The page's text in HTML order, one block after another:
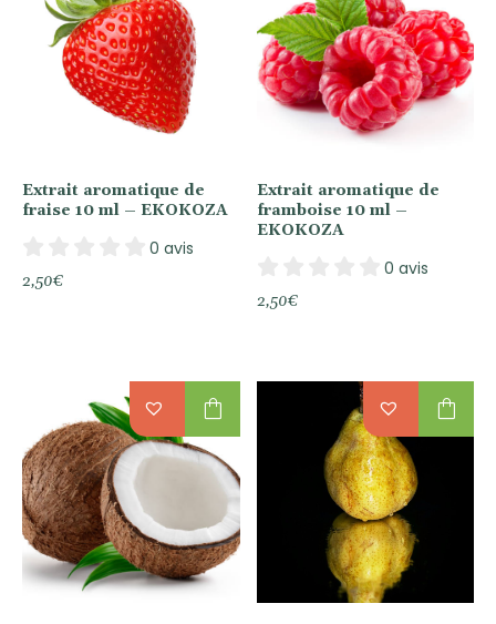
Extrait aromatique de
fraise 10 ml – EKOKOZA
0 avis
2,50€
Extrait aromatique de
framboise 10 ml –
EKOKOZA
0 avis
2,50€
shopping_bag shopping_bag